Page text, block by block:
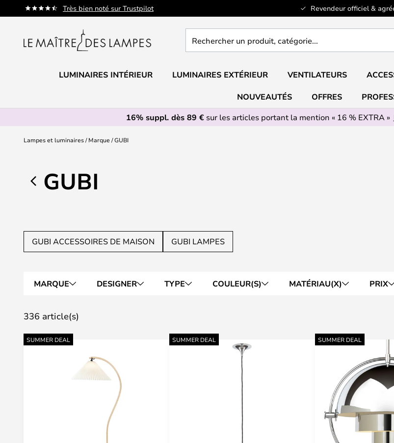
Très bien noté sur Trustpilot Revendeur officiel &
Allez
au
un
catégorie...
LUMINAIRES INTÉRIEUR LUMINAIRES EXTÉRIEUR VENTILATEURS
NOUVEAUTÉS OFFRES
16% suppl. dès 89 €sur les articles portant la mention « 16 % EXTRA »
Lampes et luminaires Marque GUBI
GUBI
GUBI ACCESSOIRES DE MAISON GUBI LAMPES
MARQUE DESIGNER TYPE COULEUR(S) MATÉRIAU(X) PRIX
336 article(s)
SUMMER DEAL SUMMER DEAL SUMMER DEAL